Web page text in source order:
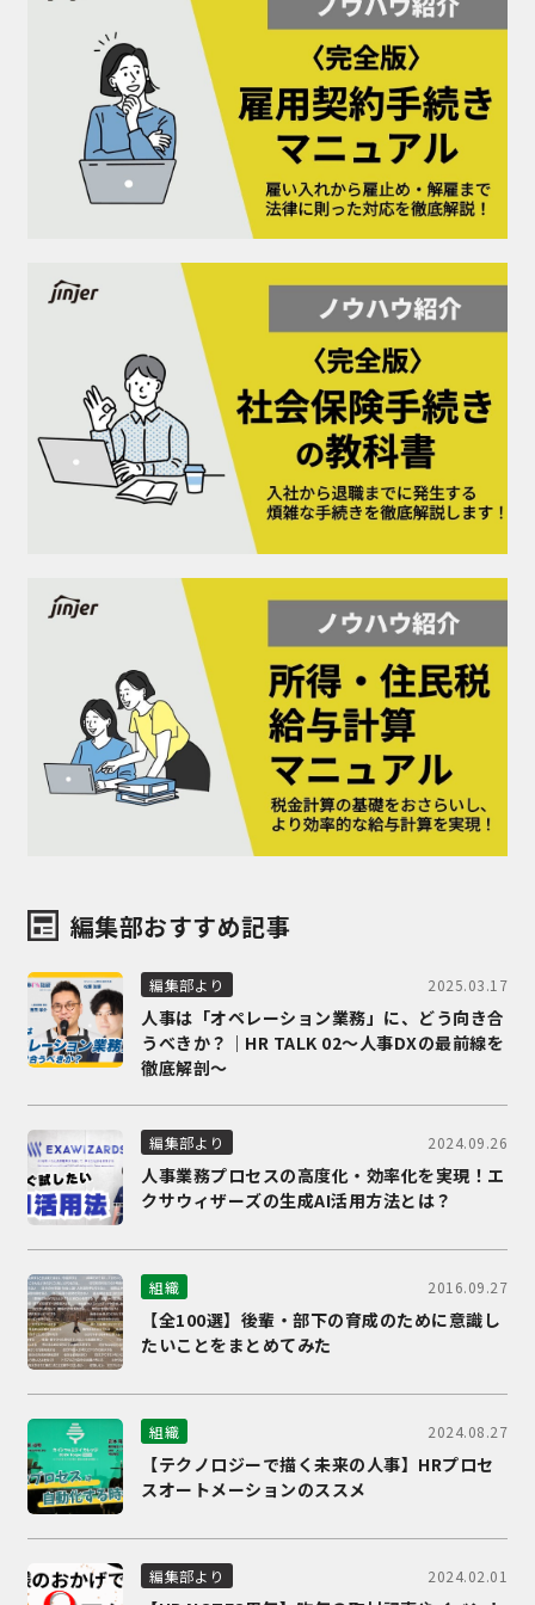
編集部おすすめ記事
編集部より 2025.03.17
人事は「オペレーション業務」に、どう向き合
うべきか？｜HR TALK 02～人事DXの最前線を
徹底解剖～
編集部より 2024.09.26
人事業務プロセスの高度化・効率化を実現！エ
クサウィザーズの生成AI活用方法とは？
組織 2016.09.27
【全100選】後輩・部下の育成のために意識し
たいことをまとめてみた
組織 2024.08.27
【テクノロジーで描く未来の人事】HRプロセ
スオートメーションのススメ
編集部より 2024.02.01